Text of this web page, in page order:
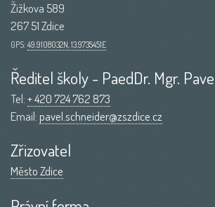
Žižkova 589
267 51 Zdice
GPS: 49.9108032N, 13.9735451E
Ředitel školy - PaedDr. Mgr.
Tel:+ 420 724 762 873
Email:pavel.schneider@zszdice.cz
Zřizovatel
Město Zdice